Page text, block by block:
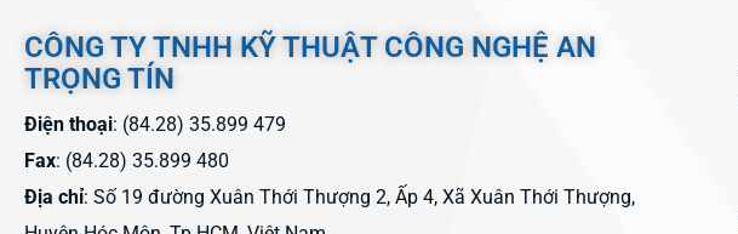
CÔNG TY TNHH KỸ THUẬT CÔNG NGHỆ AN
TRỌNG TÍN
Điện thoại: (84.28) 35.899 479
Fax: (84.28) 35.899 480
Địa chỉ: Số 19 đường Xuân Thới Thượng 2, Ấp 4, Xã Xuân Thới Thượng,